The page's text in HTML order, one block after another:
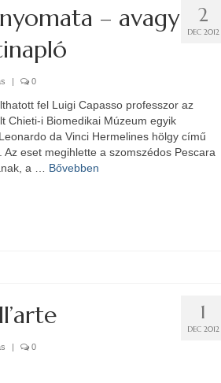
2
DEC 2012
– avagy
| 0
fel Luigi Capasso professzor az
Chieti-i Biomedikai Múzeum egyik
da Vinci Hermelines hölgy című
eset megihlette a szomszédos Pescara
a … Bővebben
1
DEC 2012
| 0